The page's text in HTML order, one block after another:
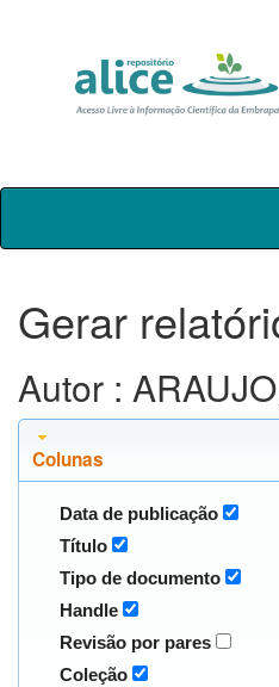
Skip
Gerar
Autor :
Colunas
Data de publicação
Título
Tipo de documento
Handle
Revisão por pares
Coleção